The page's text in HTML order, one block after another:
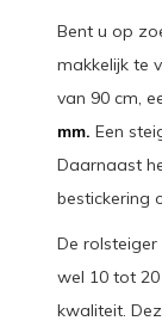
Bent u op
makkelijk te
van 90 cm,
mm. Een
Daarnaast
bestickering
De
wel 10 tot
kwaliteit.